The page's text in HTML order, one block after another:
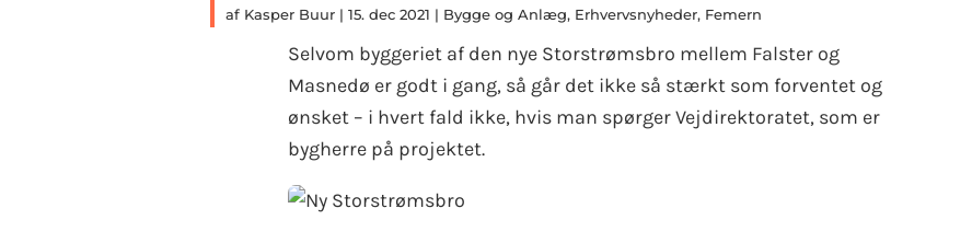
af Kasper Buur | 15. dec 2021 | Bygge og Anlæg, Erhvervsnyheder, Femern
Selvom byggeriet af den nye Storstrømsbro mellem Falster og
Masnedø er godt i gang, så går det ikke så stærkt som forventet og
ønsket – i hvert fald ikke, hvis man spørger Vejdirektoratet, som er
bygherre på projektet.